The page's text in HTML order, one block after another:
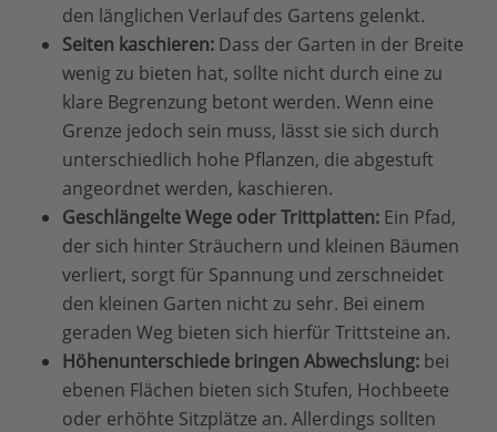
den länglichen Verlauf des Gartens gelenkt.
Seiten kaschieren: Dass der Garten in der Breite
wenig zu bieten hat, sollte nicht durch eine zu
klare Begrenzung betont werden. Wenn eine
Grenze jedoch sein muss, lässt sie sich durch
unterschiedlich hohe Pflanzen, die abgestuft
angeordnet werden, kaschieren.
Geschlängelte Wege oder Trittplatten: Ein Pfad,
der sich hinter Sträuchern und kleinen Bäumen
verliert, sorgt für Spannung und zerschneidet
den kleinen Garten nicht zu sehr. Bei einem
geraden Weg bieten sich hierfür Trittsteine an.
Höhenunterschiede bringen Abwechslung: bei
ebenen Flächen bieten sich Stufen, Hochbeete
oder erhöhte Sitzplätze an. Allerdings sollten